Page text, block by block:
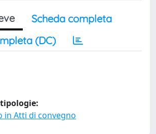
Scheda completa
(DC)
in Atti di convegno